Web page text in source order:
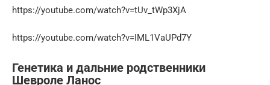
https://youtube.com/watch?v=tUv_tWp3XjA
https://youtube.com/watch?v=IML1VaUPd7Y
Генетика и дальние родственники
Шевроле Ланос